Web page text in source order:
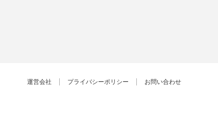
運営会社 プライバシーポリシー お問い合わせ